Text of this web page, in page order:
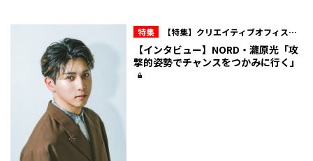
特集
【特集】クリエイティブオフィスキ
ュー所属・NORD 10周年の現在地
【インタビュー】NORD・瀧原光「攻
撃的姿勢でチャンスをつかみに行く」